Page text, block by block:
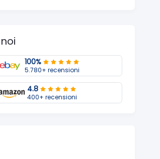
100%
5.780+ recensioni
4.8
400+ recensioni